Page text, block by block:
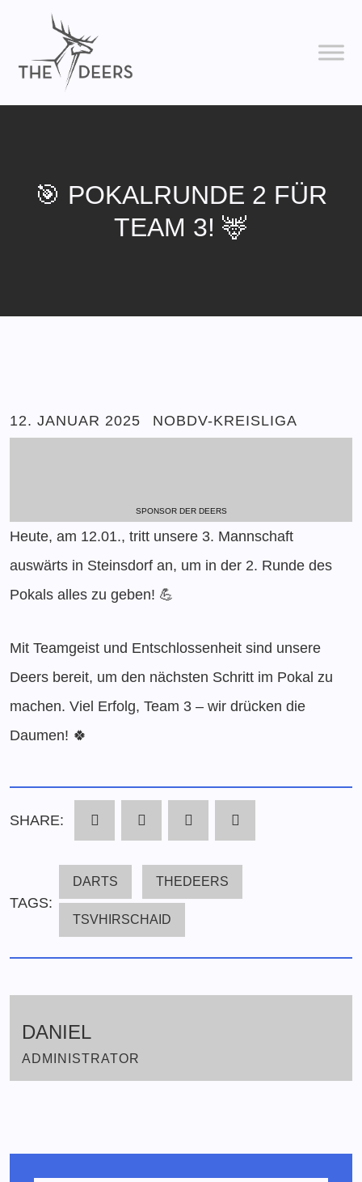
🎯 POKALRUNDE 2 FÜR
TEAM 3! 🦌
12. JANUAR 2025 NOBDV-KREISLIGA
SPONSOR DER DEERS
Heute, am 12.01., tritt unsere 3. Mannschaft
auswärts in Steinsdorf an, um in der 2. Runde des
Pokals alles zu geben! 💪
Mit Teamgeist und Entschlossenheit sind unsere
Deers bereit, um den nächsten Schritt im Pokal zu
machen. Viel Erfolg, Team 3 – wir drücken die
Daumen! 🍀
SHARE:
TAGS:
DARTS THEDEERS
TSVHIRSCHAID
DANIEL
ADMINISTRATOR